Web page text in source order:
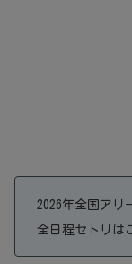
2026年全国アリ
全日程セトリは